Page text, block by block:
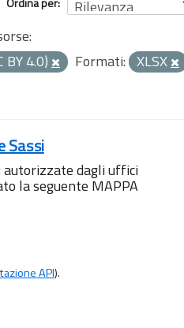
4.0)
Formati: XLSX
Sassi
autorizzate dagli uffici
la seguente MAPPA
API).